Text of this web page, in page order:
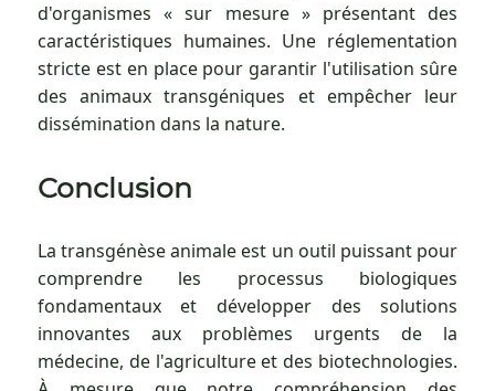
d'organismes « sur mesure » ​​présentant des
caractéristiques humaines. Une réglementation
stricte est en place pour garantir l'utilisation sûre
des animaux transgéniques et empêcher leur
dissémination dans la nature.
Conclusion
La transgénèse animale est un outil puissant pour
comprendre les processus biologiques
fondamentaux et développer des solutions
innovantes aux problèmes urgents de la
médecine, de l'agriculture et des biotechnologies.